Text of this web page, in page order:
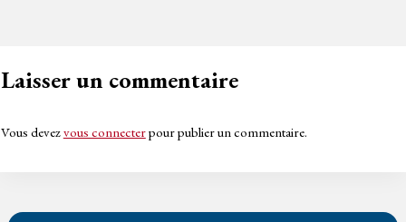
Laisser un commentaire
Vous devezvous connecterpour publier un commentaire.